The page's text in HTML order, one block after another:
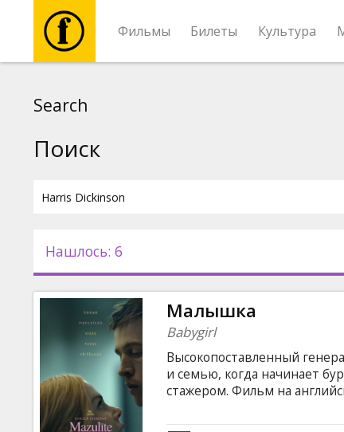
Фильмы Билеты Культура
Новости
Подарки
Кинозакуски
B2B
Search
Поиск
Нашлось: 6
Малышка
Babygirl
Высокопоставленный
и семью, когда начинает
стажером. Фильм на